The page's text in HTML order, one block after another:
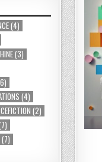
(4)
(3)
(4)
(2)
(7)